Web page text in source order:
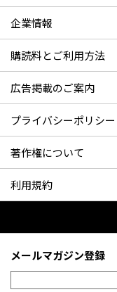
企業情報
購読料とご利用方法
広告掲載のご案内
プライバシーポリシー
著作権について
利用規約
メールマガジン登録